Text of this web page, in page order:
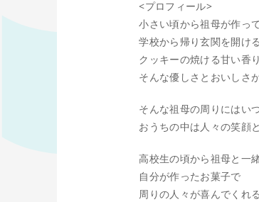
<プロフィール>
小さい頃から祖母が作っ
学校から帰り玄関を開ける
クッキーの焼ける甘い香
そんな優しさとおいしさ
そんな祖母の周りにはい
おうちの中は人々の笑顔
高校生の頃から祖母と一
自分が作ったお菓子で
周りの人々が喜んでくれ